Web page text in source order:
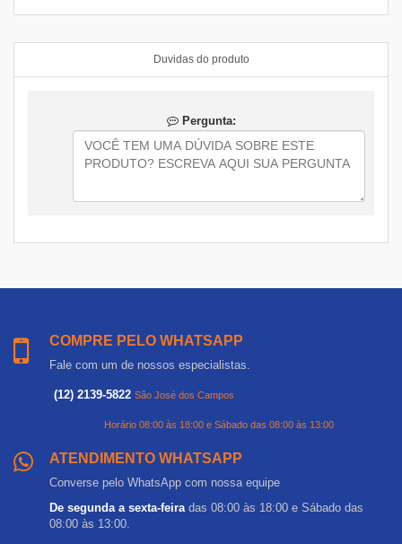
Duvidas do produto
Pergunta:
COMPRE PELO WHATSAPP
Fale com um de nossos especialistas.
(12) 2139-5822 São José dos Campos
Horário 08:00 às 18:00 e Sábado das 08:00 às 13:00
ATENDIMENTO WHATSAPP
Converse pelo WhatsApp com nossa equipe
De segunda a sexta-feira das 08:00 às 18:00 e Sábado das
08:00 às 13:00.